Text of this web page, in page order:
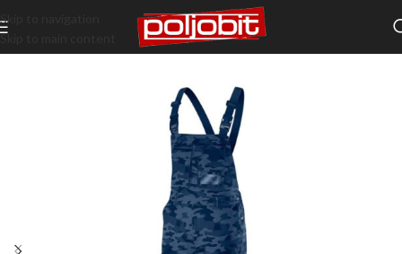
Skip to navigation
Skip to main content